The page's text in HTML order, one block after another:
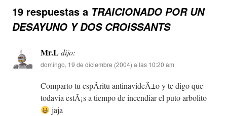
19 respuestas a TRAICIONADO POR UN
DESAYUNO Y DOS CROISSANTS
Mr.Ldijo:
domingo, 19 de diciembre (2004) a las 10:20 am
Comparto tu espÃ­ritu antinavideÃ±o y te digo que
todavia estÃ¡s a tiempo de incendiar el puto arbolito
jaja